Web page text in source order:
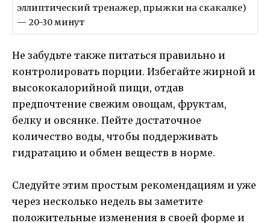
эллиптический тренажер, прыжки на скакалке)
— 20-30 минут
Не забудьте также питаться правильно и
контролировать порции. Избегайте жирной и
высококалорийной пищи, отдав
предпочтение свежим овощам, фруктам,
белку и овсянке. Пейте достаточное
количество воды, чтобы поддерживать
гидратацию и обмен веществ в норме.
Следуйте этим простым рекомендациям и уже
через несколько недель вы заметите
положительные изменения в своей форме и